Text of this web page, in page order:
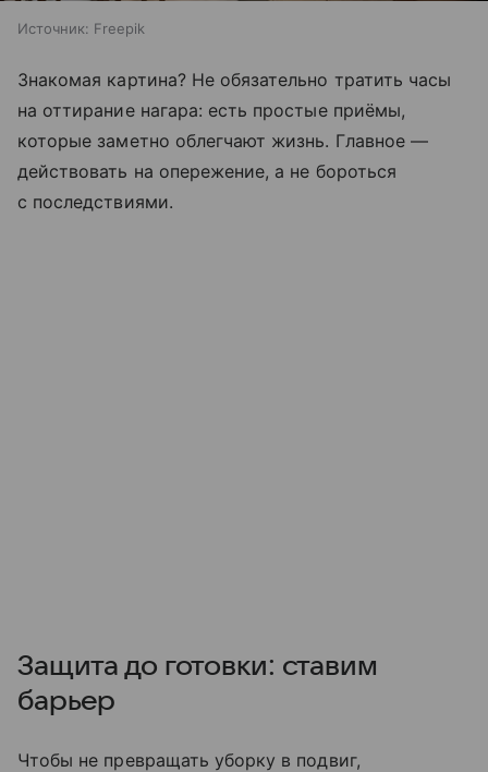
Источник: Freepik
Знакомая картина? Не обязательно тратить часы
на оттирание нагара: есть простые приёмы,
которые заметно облегчают жизнь. Главное —
действовать на опережение, а не бороться
с последствиями.
Защита до готовки: ставим
барьер
Чтобы не превращать уборку в подвиг,